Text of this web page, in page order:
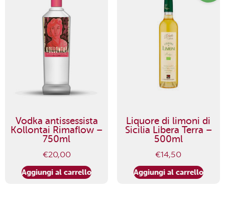
Vodka antissessista
Kollontai Rimaflow –
750ml
€20,00
Aggiungi al carrello
Liquore di limoni di
Sicilia Libera Terra –
500ml
€14,50
Aggiungi al carrello